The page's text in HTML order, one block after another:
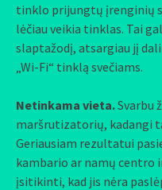
tinklo prijungtų įrenginių
lėčiau veikia tinklas. Tai
slaptažodį, atsargiau jį
„Wi-Fi“ tinklą svečiams.
Netinkama vieta.Svarbu
maršrutizatorių, kadangi
Geriausiam rezultatui
kambario ar namų centro
įsitikinti, kad jis nėra